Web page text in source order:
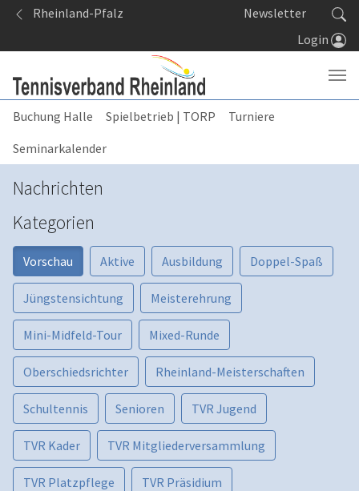
Springe zum Seiteninhalt
Rheinland-Pfalz
Newsletter
Login
Buchung Halle Spielbetrieb | TORP
Turniere
Seminarkalender
Nachrichten
Kategorien
Vorschau Aktive Ausbildung Doppel-Spaß
Jüngstensichtung Meisterehrung
Mini-Midfeld-Tour Mixed-Runde
Oberschiedsrichter Rheinland-Meisterschaften
Schultennis Senioren TVR Jugend
TVR Kader TVR Mitgliederversammlung
TVR Platzpflege TVR Präsidium